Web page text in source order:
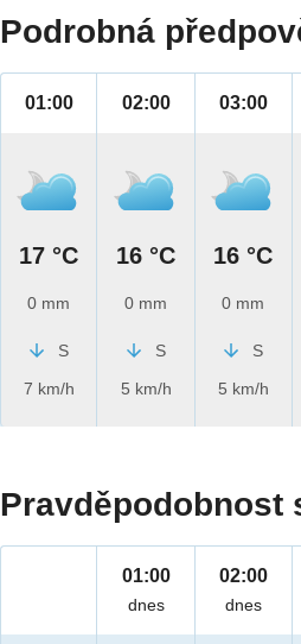
Podrobná
01:00
17 °C
0 mm
S
7 km/h
02:00
16 °C
0 mm
S
5 km/h
03:00
16 °C
0 mm
S
5 km/h
Pravděpodobnost
01:00
dnes
02:00
dnes